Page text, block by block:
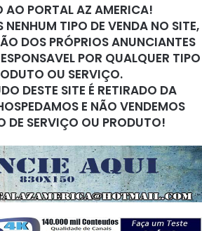
AO PORTAL AZ AMERICA!
NENHUM TIPO DE VENDA NO SITE,
DOS PRÓPRIOS ANUNCIANTES
POR QUALQUER TIPO
OU SERVIÇO.
DESTE SITE É RETIRADO DA
E NÃO VENDEMOS
DE SERVIÇO OU PRODUTO!